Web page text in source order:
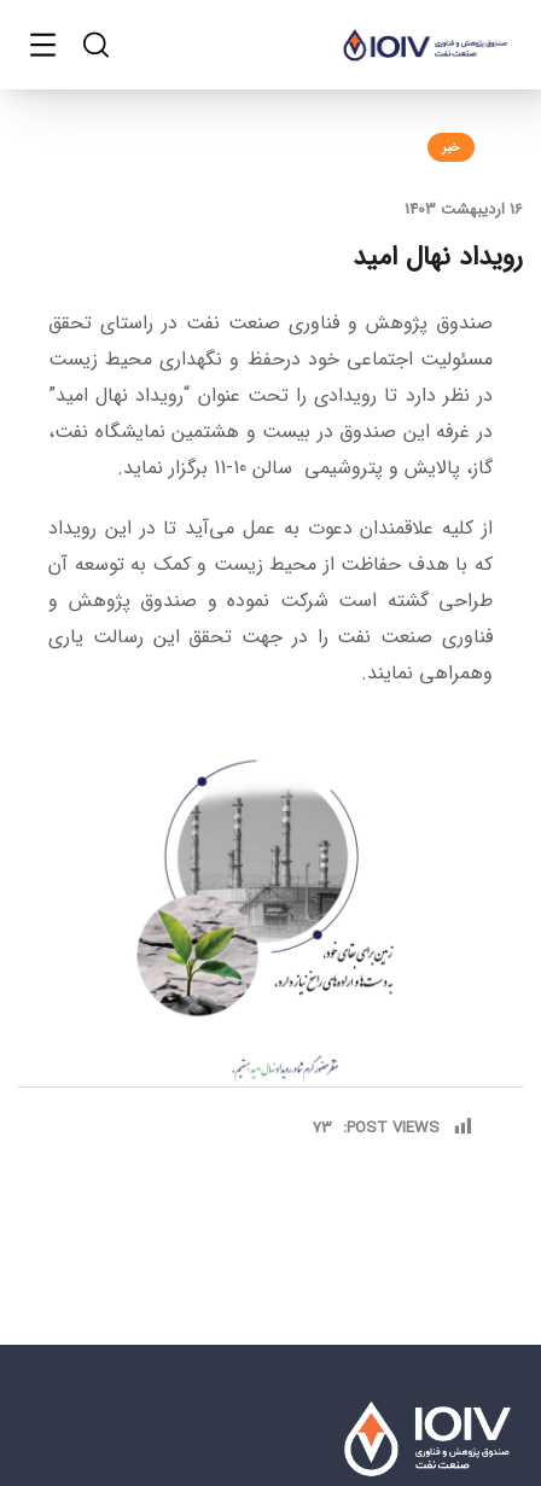
خبر
16 اردیبهشت 1403
رویداد نهال امید
صندوق پژوهش و فناوری صنعت نفت در راستای تحقق
مسئولیت اجتماعی خود درحفظ و نگهداری محیط زیست
در نظر دارد تا رویدادی را تحت عنوان “رویداد نهال امید”
در غرفه این صندوق در بیست و هشتمین نمایشگاه نفت،
گاز، پالایش و پتروشیمی سالن 10-11 برگزار نماید.
از کلیه علاقمندان دعوت به عمل می‌آید تا در این رویداد
که با هدف حفاظت از محیط زیست و کمک به توسعه آن
طراحی گشته است شرکت نموده و صندوق پژوهش و
فناوری صنعت نفت را در جهت تحقق این رسالت یاری
وهمراهی نمایند.
POST VIEWS:
73